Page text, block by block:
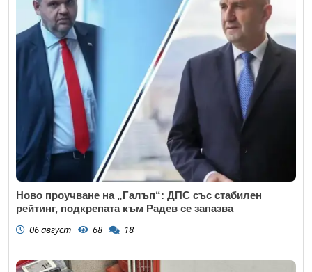
Ново проучване на „Галъп“: ДПС със стабилен
рейтинг, подкрепата към Радев се запазва
06 август 68 18